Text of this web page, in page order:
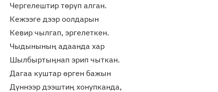
Чергелештир төрүп алган.
Кежээге дээр оолдарын
Кевир чылгап, эргелеткен.
Чыдынының адаанда хар
Шылбыртыңнап эрип чыткан.
Дагаа куштар өрген бажын
Дүннээр дээштиң хонупканда,